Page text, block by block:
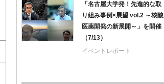
「名古屋大学発！先進的な取
り組み事例×展望 vol.2 ～核酸
医薬開発の新展開～」を開催
（7/13）
イベントレポート